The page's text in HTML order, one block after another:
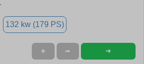
132 kw (179 PS)
★ ➦ ➜